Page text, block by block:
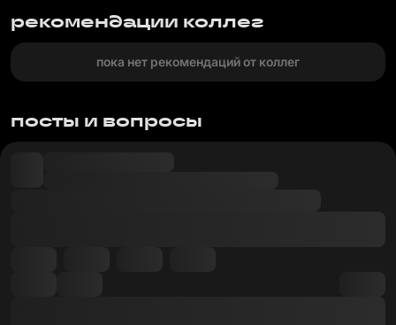
рекомендации коллег
пока нет рекомендаций от коллег
посты и вопросы